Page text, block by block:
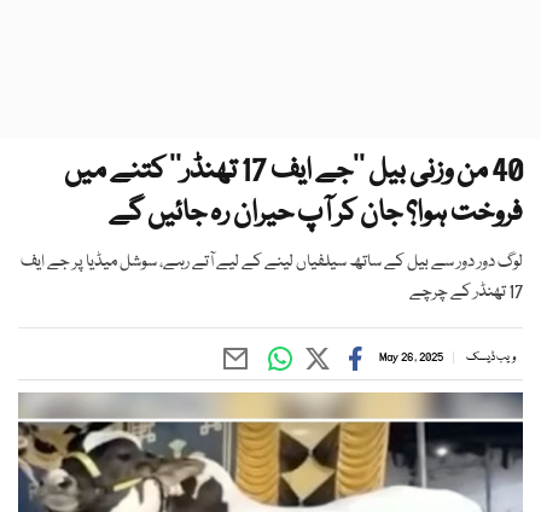
40 من وزنی بیل ’’جے ایف 17 تھنڈر‘‘ کتنے میں
فروخت ہوا؟ جان کر آپ حیران رہ جائیں گے
لوگ دور دور سے بیل کے ساتھ سیلفیاں لینے کے لیے آتے رہے، سوشل میڈیا پر جے ایف
17 تھنڈر کے چرچے
ویب ڈیسک May 26, 2025